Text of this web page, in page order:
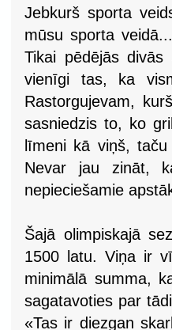
Jebkurš sporta
mūsu sporta
Tikai pēdējās
vienīgi tas, ka
Rastorgujevam,
sasniedzis to, ko
līmeni kā viņš,
Nevar jau zināt,
nepieciešamie
Šajā olimpiskajā
1500 latu. Viņa ir
minimālā summa,
sagatavoties par
«Tas ir diezgan